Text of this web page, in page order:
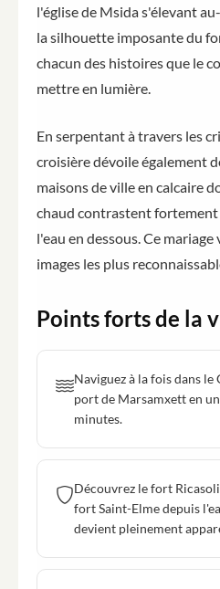
l'église de Msida s'élevant
la silhouette imposante du
chacun des histoires que le
mettre en lumière.
En serpentant à travers les
croisière dévoile également
maisons de ville en calcaire
chaud contrastent fortement
l'eau en dessous. Ce
images les plus
Points forts de la
Naviguez à la fois dans
port de Marsamxett en
minutes.
Découvrez le fort
fort Saint-Elme depuis
devient pleinement